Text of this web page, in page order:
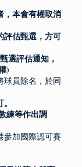
，本會有權取消
評估甄選，方可
選評估通知，
)
球員除名，於同
練等作出調
參加國際認可賽